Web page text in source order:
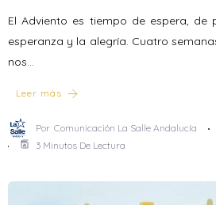
El Adviento es tiempo de espera,
esperanza y la alegría. Cuatro
nos…
Leer más
Por Comunicación La Salle Andalucía
3 Minutos De Lectura